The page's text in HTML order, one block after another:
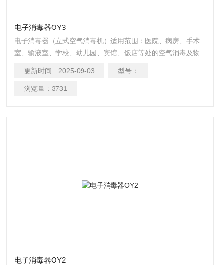
电子消毒器OY3
电子消毒器（立式空气消毒机）适用范围：医院、病房、手术
室、输液室、学校、幼儿园、宾馆、饭店等处的空气消毒及物
接种室、栽培场所。
更新时间： 2025-09-03 型号：
浏览量： 3731
电子消毒器OY2